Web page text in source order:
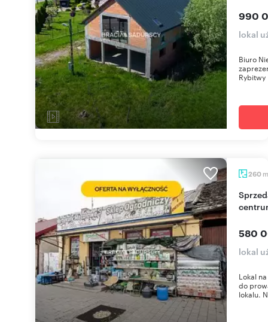
990
lokal
Biuro
Rybitwy
260 m
Sprzedam przestronny lokal użytkowy 180 m² w
580
lokal
Lokal
do
lokalu.